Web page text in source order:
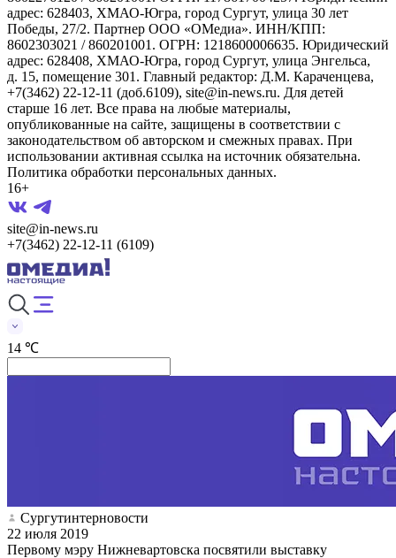
адрес: 628403, ХМАО-Югра, город Сургут, улица 30 лет
Победы, 27/2. Партнер ООО «ОМедиа». ИНН/КПП:
8602303021 / 860201001. ОГРН: 1218600006635. Юридический
адрес: 628408, ХМАО-Югра, город Сургут, улица Энгельса,
д. 15, помещение 301. Главный редактор: Д.М. Караченцева,
+7(3462) 22-12-11 (доб.6109), site@in-news.ru. Для детей
старше 16 лет. Все права на любые материалы,
опубликованные на сайте, защищены в соответствии с
законодательством об авторском и смежных правах. При
использовании активная ссылка на источник обязательна.
Политика обработки персональных данных.
16+
site@in-news.ru
+7(3462) 22-12-11 (6109)
14 ℃
Сургутинтерновости
22 июля 2019
Первому мэру Нижневартовска посвятили выставку